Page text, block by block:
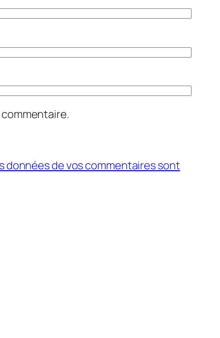
données de vos commentaires sont